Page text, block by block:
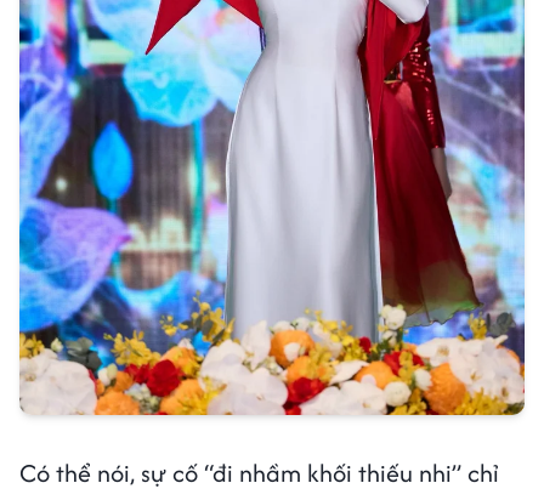
Có thể nói, sự cố “đi nhầm khối thiếu nhi” chỉ